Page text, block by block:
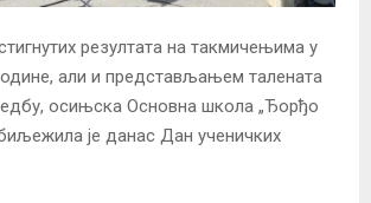
резултата на такмичењима у
али и представљањем талената
осињска Основна школа „Ђорђо
је данас Дан ученичких